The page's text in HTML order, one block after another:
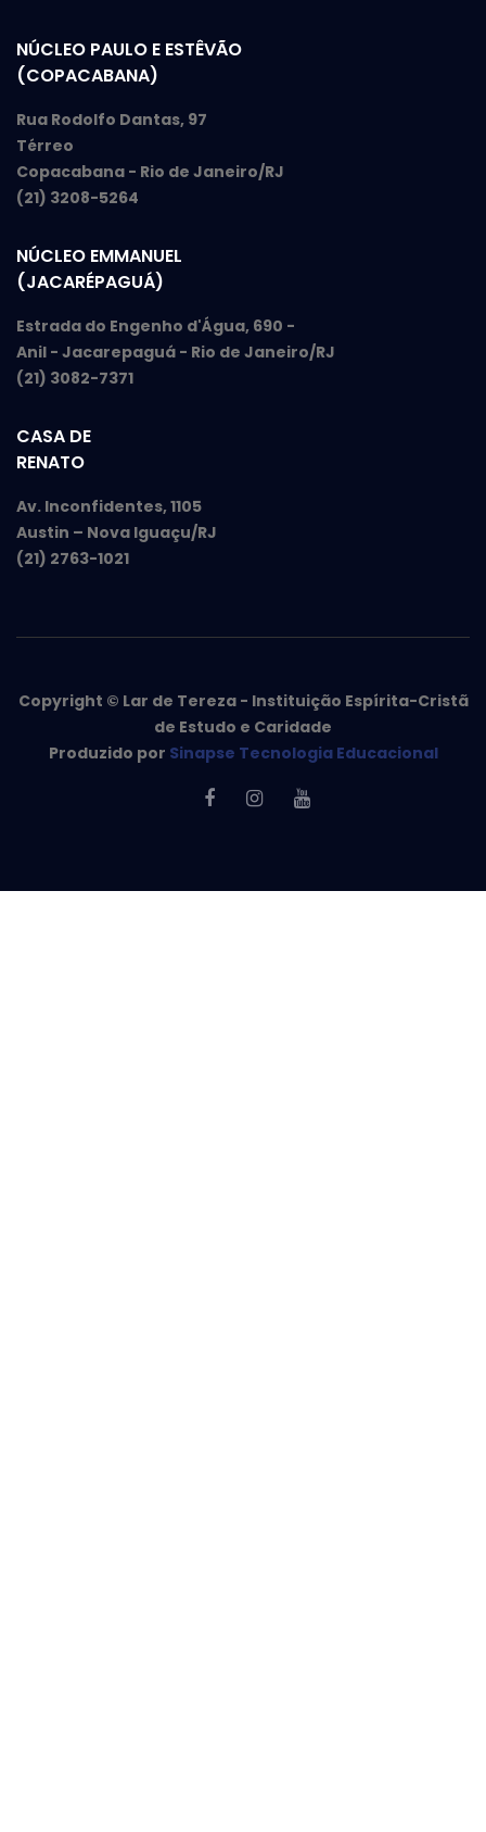
NÚCLEO PAULO E ESTÊVÃO
(COPACABANA)
Rua Rodolfo Dantas, 97
Térreo
Copacabana - Rio de Janeiro/RJ
(21) 3208-5264
NÚCLEO EMMANUEL
(JACARÉPAGUÁ)
Estrada do Engenho d'Água, 690 -
Anil - Jacarepaguá - Rio de Janeiro/RJ
(21) 3082-7371
CASA DE
RENATO
Av. Inconfidentes, 1105
Austin – Nova Iguaçu/RJ
(21) 2763-1021
Copyright © Lar de Tereza - Instituição Espírita-Cristã
de Estudo e Caridade
Produzido por Sinapse Tecnologia Educacional